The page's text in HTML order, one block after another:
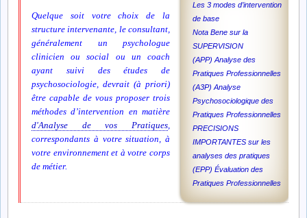
Quelque soit votre choix de la
structure intervenante, le consultant,
généralement un psychologue
clinicien ou social ou un coach
ayant suivi des études de
psychosociologie, devrait (à priori)
être capable de vous proposer trois
méthodes d’intervention en matière
d'Analyse de vos Pratiques,
correspondants à votre situation, à
votre environnement et à votre corps
de métier.
Les 3 modes d’intervention
de base
Nota Bene sur la
SUPERVISION
(APP) Analyse des
Pratiques Professionnelles
(A3P) Analyse
Psychosociologique des
Pratiques Professionnelles
PRECISIONS
IMPORTANTES sur les
analyses des pratiques
(EPP) Évaluation des
Pratiques Professionnelles